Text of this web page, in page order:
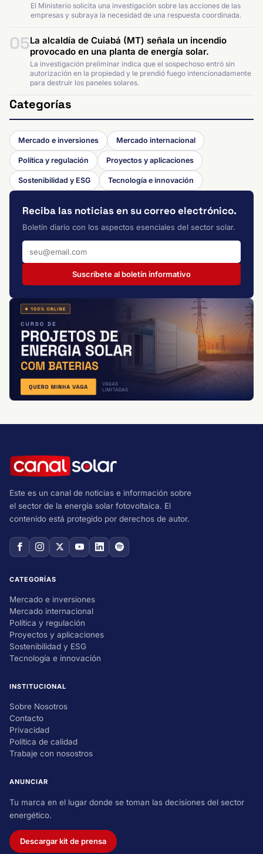
El Ministerio solicita una investigación sobre las acciones de las
empresas y subraya la necesidad de una respuesta coordinada.
05La alcaldía de Cuiabá (MT) señala un incendio
provocado en una planta de energía solar.
La investigación preliminar indica que el sospechoso entró sin
autorización en la propiedad y le prendió fuego intencionadamente
para destruir los paneles solares.
Categorías
Mercado e inversiones Mercado internacional
Política y regulación Proyectos y aplicaciones
Sostenibilidad y ESG Tecnología e innovación
Reciba las noticias en su correo electrónico.
Boletín diario con los aspectos esenciales del sector solar.
Suscríbete al boletín informativo
Este es un canal de noticias e información sobre
el sector de la energía solar fotovoltaica. El
contenido está protegido por derechos de autor.
CATEGORÍAS
Mercado e inversiones
Mercado internacional
Política y regulación
Proyectos y aplicaciones
Sostenibilidad y ESG
Tecnología e innovación
INSTITUCIONAL
Sobre Nosotros
Contacto
Privacidad
Política de calidad
Trabaje con nosostros
ANUNCIAR
Tu marca en el lugar donde se toman las decisiones del sector
energético.
Descargar kit de prensa